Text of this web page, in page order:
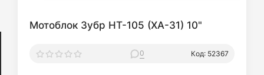
Мотоблок Зубр HT-105 (XA-31) 10"
0 Код: 52367